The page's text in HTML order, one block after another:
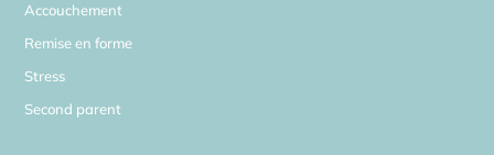
Accouchement
Remise en forme
Stress
Second parent